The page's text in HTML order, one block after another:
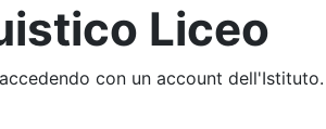
Liceo
con un account dell'Istituto.